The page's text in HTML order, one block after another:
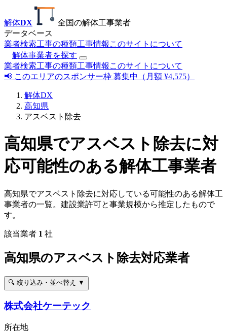
解体DX
全国の解体工事業者
データベース
業者検索工事の種類工事情報 このサイトについて
解体事業者を探す
業者検索工事の種類工事情報 このサイトについて
📢 このエリアのスポンサー枠 募集中（月額 ¥4,575）
解体DX
高知県
アスベスト除去
高知県でアスベスト除去に対
応可能性のある解体工事業者
高知県でアスベスト除去に対応している可能性のある解体工
事業者の一覧。建設業許可と事業規模から推定したもので
す。
該当業者 1 社
高知県のアスベスト除去対応業者
🔍 絞り込み・並べ替え ▼
株式会社ケーテック
所在地